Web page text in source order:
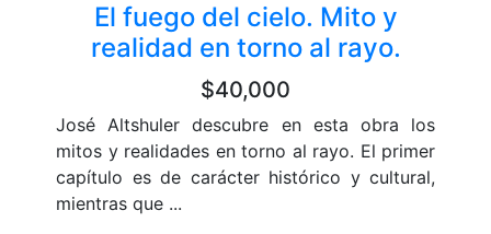
El fuego del cielo. Mito y
realidad en torno al rayo.
$40,000
José Altshuler descubre en esta obra los
mitos y realidades en torno al rayo. El primer
capítulo es de carácter histórico y cultural,
mientras que ...